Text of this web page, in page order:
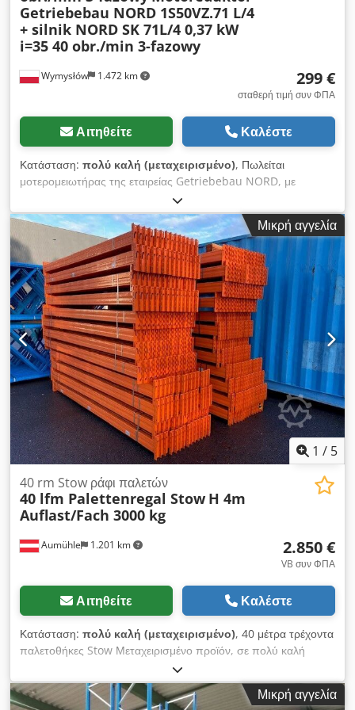
Wymysłów 1.472 km
Getriebebau NORD 1S50VZ.71 L/4
+ silnik NORD SK 71L/4 0,37 kW
i=35 40 obr./min 3-fazowy
299 €
σταθερή τιμή συν ΦΠΑ
Αιτηθείτε Καλέστε
Κατάσταση: πολύ καλή (μεταχειρισμένο), Πωλείται
μοτερομειωτήρας της εταιρείας Getriebebau NORD, με
μειωτήρα ελικοειδούς μετάδοσης και τριφασικό κινητήρα. Η
συσκευή είναι πλήρως λειτουργική, έχει ελεγχθεί και είναι έτοιμη
για χρήση. Η τεχνική κατάσταση είναι πολύ καλή, με
φυσιολογικά οπτικά σημάδια χρήσης που προκύπτουν από τη
λειτουργία της. Ο μοτερομειωτήρας είναι ιδανικός για την
κίνηση μεταφορικών ταινιών, δοσομετρικών μηχανισμών,
βιομηχανικών μηχανημάτων, αναδευτήρων και άλλων
συσκευών που απαιτούν υψηλή ροπή στρέψης σε χαμηλές
ταχύτητες. Τεχνικά χαρακτηριστικά: Κατασκευαστής μειωτήρα:
Getriebebau NORD Τύπος μειωτήρα: 1S50VZ.71 L/4 Λόγος
μετάδοσης: i = 35,00 Έξοδος ταχύτητας: 40 στροφές/λεπτό
Κατασκευαστής κινητήρα: NORD Τύπος κινητήρα: SK 71L/4
Chjdpfx Aoznk U Eeguja Ισχύς: 0,37 kW Τάση τροφοδοσίας:
230/400 V Δ/Y (50 Hz) 265/460 V Δ/Y (60 Hz) Ταχύτητα
κινητήρα: 1360 στροφές/λεπτό (50 Hz) 1630 στροφές/λεπτό
(60 Hz) Βαθμός προστασίας: IP55 Κατηγορία μόνωσης: F
Λειτουργία: S1
Μικρή αγγελία
1 / 5
Aumühle 1.201 km
40 rm Stow ράφι παλετών
40 lfm Palettenregal Stow H 4m
Auflast/Fach 3000 kg
2.850 €
VB συν ΦΠΑ
Αιτηθείτε Καλέστε
Κατάσταση: πολύ καλή (μεταχειρισμένο), 40 μέτρα τρέχοντα
παλετοθήκες Stow Μεταχειρισμένο προϊόν, σε πολύ καλή
κατάσταση, δείτε τις φωτογραφίες. Ύψος 4 μ. Βάθος 100 εκ.
Μήκος δοκού 2,70 μ. Μέγιστο φορτίο ανά ράφι: 3000 κιλά
Πλαίσιο μπλε Δοκοί πορτοκαλί Τιμή διαπραγματεύσιμη: 2.850 €
Μικρή αγγελία